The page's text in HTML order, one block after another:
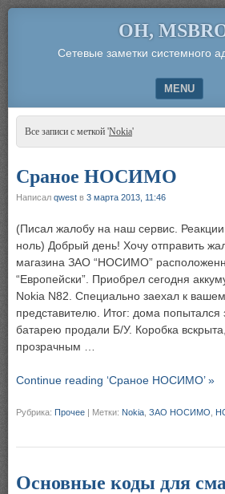
OH,
Сетевые заметки системного
MENU
SKIP TO CONTENT
Все записи с меткой 'Nokia'
Сраное НОСИМО
Написал qwest в 3 марта 2013, 11:46
(Писал жалобу на наш сервис.
ноль) Добрый день! Хочу отправить
магазина ЗАО “НОСИМО”
“Европейски”. Приобрел сегодня
Nokia N82. Специально заехал к
представителю. Итог: дома попытался
батарею продали Б/У. Коробка
прозрачным …
Continue reading ‘Сраное НОСИМО’ »
Рубрика: Прочее | Метки: Nokia ЗАО НОСИМО
Основные коды для